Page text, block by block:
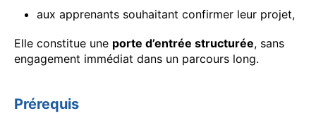
aux apprenants souhaitant confirmer leur projet,
Elle constitue une porte d’entrée structurée, sans
engagement immédiat dans un parcours long.
Prérequis